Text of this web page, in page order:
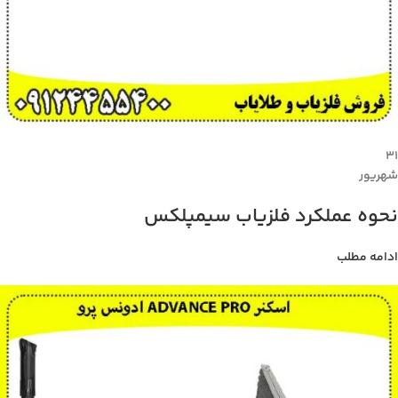
۳۱
شهریور
نحوه عملکرد فلزیاب سیمپلکس
ادامه مطلب